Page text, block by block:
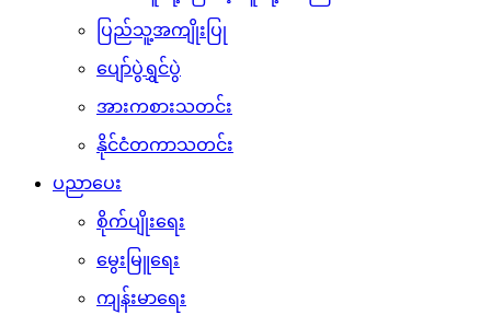
နိုင်ငံတကာသတင်း
ပညာပေး
စိုက်ပျိုးရေး
မွေးမြူရေး
ကျန်းမာရေး
လက်မှုပညာ
စစ်ဘက်ဥပဒေ
လစာနှင့်စရိတ်နှုန်းထား